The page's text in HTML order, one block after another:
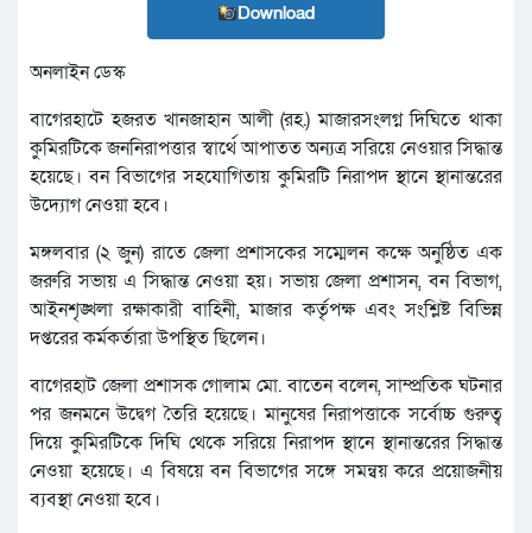
Download
অনলাইন ডেস্ক
বাগেরহাটে হজরত খানজাহান আলী (রহ.) মাজারসংলগ্ন দিঘিতে থাকা
কুমিরটিকে জননিরাপত্তার স্বার্থে আপাতত অন্যত্র সরিয়ে নেওয়ার সিদ্ধান্ত
হয়েছে। বন বিভাগের সহযোগিতায় কুমিরটি নিরাপদ স্থানে স্থানান্তরের
উদ্যোগ নেওয়া হবে।
মঙ্গলবার (২ জুন) রাতে জেলা প্রশাসকের সম্মেলন কক্ষে অনুষ্ঠিত এক
জরুরি সভায় এ সিদ্ধান্ত নেওয়া হয়। সভায় জেলা প্রশাসন, বন বিভাগ,
আইনশৃঙ্খলা রক্ষাকারী বাহিনী, মাজার কর্তৃপক্ষ এবং সংশ্লিষ্ট বিভিন্ন
দপ্তরের কর্মকর্তারা উপস্থিত ছিলেন।
বাগেরহাট জেলা প্রশাসক গোলাম মো. বাতেন বলেন, সাম্প্রতিক ঘটনার
পর জনমনে উদ্বেগ তৈরি হয়েছে। মানুষের নিরাপত্তাকে সর্বোচ্চ গুরুত্ব
দিয়ে কুমিরটিকে দিঘি থেকে সরিয়ে নিরাপদ স্থানে স্থানান্তরের সিদ্ধান্ত
নেওয়া হয়েছে। এ বিষয়ে বন বিভাগের সঙ্গে সমন্বয় করে প্রয়োজনীয়
ব্যবস্থা নেওয়া হবে।